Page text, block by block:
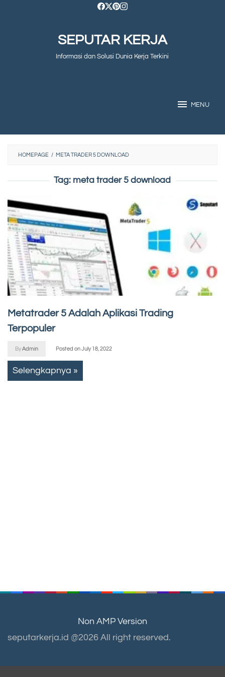
SEPUTAR KERJA
Informasi dan Solusi Dunia Kerja Terkini
MENU
HOMEPAGE / META TRADER 5 DOWNLOAD
Tag: meta trader 5 download
Metatrader 5 Adalah Aplikasi Trading
Terpopuler
ByAdmin Posted onJuly 18, 2022
Selengkapnya »
Non AMP Version
seputarkerja.id @2026 All right reserved.